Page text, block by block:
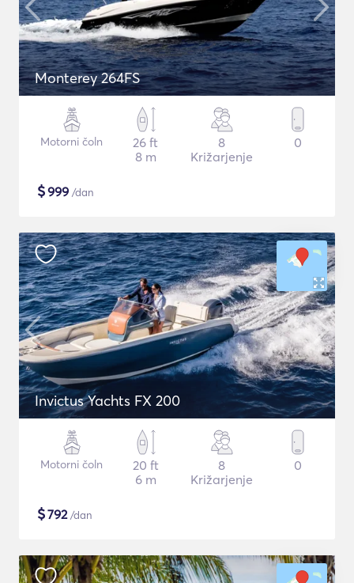
Monterey 264FS
Motorni čoln
26 ft
8 m
8
Križarjenje
0
$999 /dan
Invictus Yachts FX 200
Motorni čoln
20 ft
6 m
8
Križarjenje
0
$792/dan